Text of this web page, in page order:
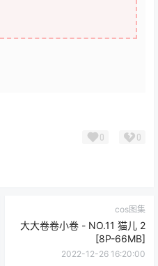
0 0
cos图集
大大卷卷小卷 - NO.11 猫儿 2
[8P-66MB]
2022-12-26 16:20:00